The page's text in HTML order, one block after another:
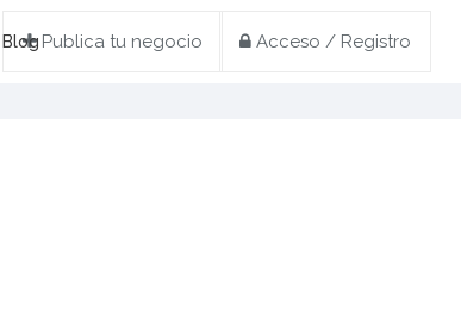
Publica tu negocio Acceso / Registro
Blog